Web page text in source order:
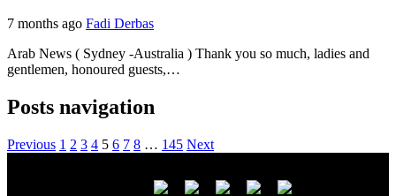
7 months ago Fadi Derbas
Arab News ( Sydney -Australia ) Thank you so much, ladies and
gentlemen, honoured guests,…
Posts navigation
Previous 1 2 3 4 5 6 7 8 … 145 Next